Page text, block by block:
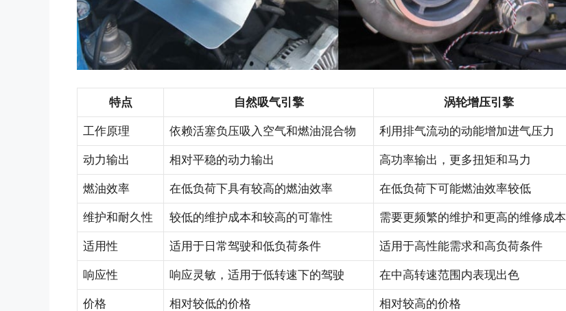
特点 自然吸气引擎 涡轮增压引擎
工作原理 依赖活塞负压吸入空气和燃油混合物 利用排气流动的动能增加进气压力
动力输出 相对平稳的动力输出 高功率输出，更多扭矩和马力
燃油效率 在低负荷下具有较高的燃油效率 在低负荷下可能燃油效率较低
维护和耐久性 较低的维护成本和较高的可靠性 需要更频繁的维护和更高的维修成本
适用性 适用于日常驾驶和低负荷条件 适用于高性能需求和高负荷条件
响应性 响应灵敏，适用于低转速下的驾驶 在中高转速范围内表现出色
价格 相对较低的价格 相对较高的价格